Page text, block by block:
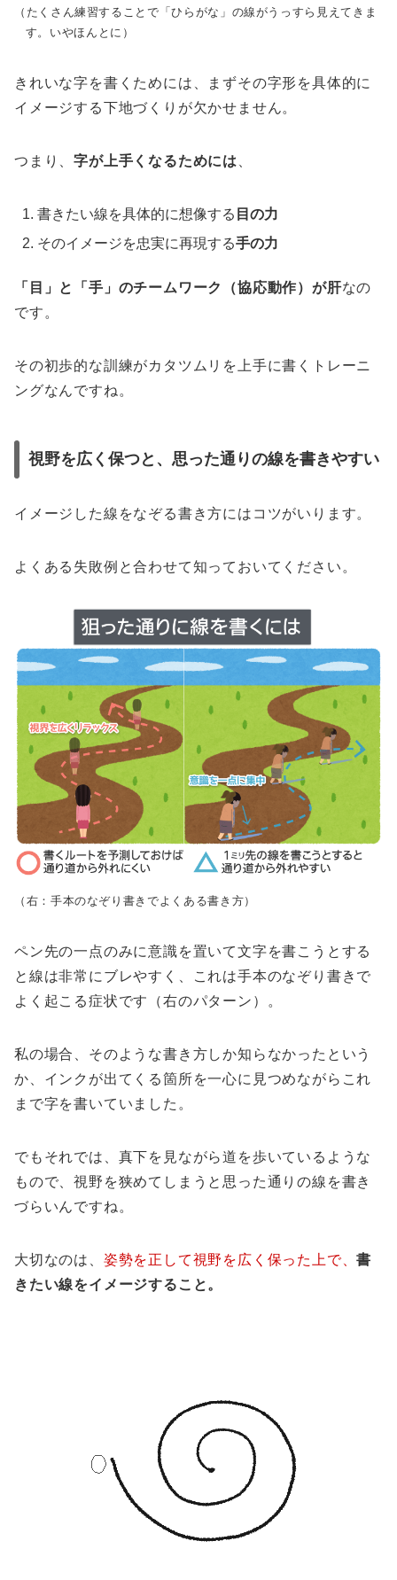
（たくさん練習することで「ひらがな」の線がうっすら見えてきま
す。いやほんとに）
きれいな字を書くためには、まずその字形を具体的に
イメージする下地づくりが欠かせません。
つまり、字が上手くなるためには
書きたい線を具体的に想像する 目の力
そのイメージを忠実に再現する手の力
「目」と「手」のチームワーク（協応動作）が肝なの
です。
その初歩的な訓練がカタツムリを上手に書くトレーニ
ングなんですね。
視野を広く保つと、思った通りの線を書きやすい
イメージした線をなぞる書き方にはコツがいります。
よくある失敗例と合わせて知っておいてください。
（右：手本のなぞり書きでよくある書き方）
ペン先の一点のみに意識を置いて文字を書こうとする
と線は非常にブレやすく、これは手本のなぞり書きで
よく起こる症状です（右のパターン）。
私の場合、そのような書き方しか知らなかったという
か、インクが出てくる箇所を一心に見つめながらこれ
まで字を書いていました。
でもそれでは、真下を見ながら道を歩いているような
もので、視野を狭めてしまうと思った通りの線を書き
づらいんですね。
大切なのは、 姿勢を正して視野を広く保った上で、書
きたい線をイメージすること。